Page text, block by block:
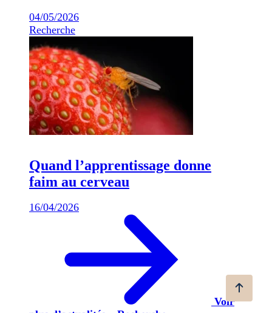
04/05/2026
Recherche
Quand l’apprentissage donne
faim au cerveau
16/04/2026
Voir